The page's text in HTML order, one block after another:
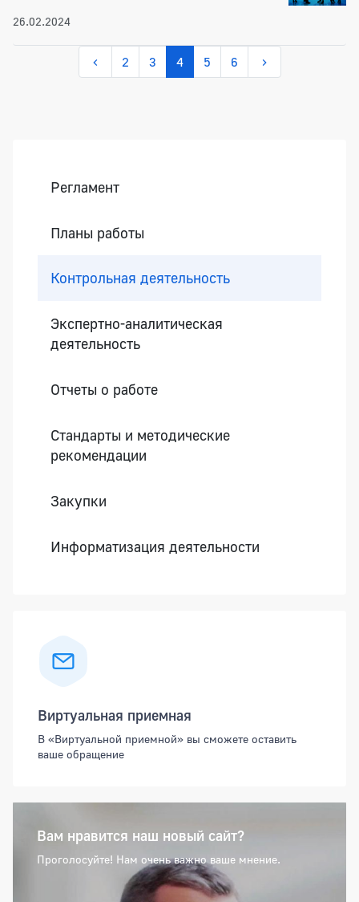
26.02.2024
2 3 4 5 6
Регламент
Планы работы
Контрольная деятельность
Экспертно-аналитическая
деятельность
Отчеты о работе
Стандарты и методические
рекомендации
Закупки
Информатизация деятельности
Виртуальная приемная
В «Виртуальной приемной» вы сможете оставить
ваше обращение
Вам нравится наш новый сайт?
Проголосуйте! Нам очень важно ваше мнение.